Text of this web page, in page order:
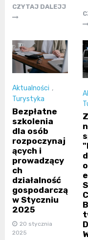
CZYTAJ DALEJJ
Aktualności ,
Turystyka
Bezpłatne
szkolenia
dla osób
rozpoczynaj
ących i
prowadzący
ch
działalność
gospodarczą
w Styczniu
2025
20 stycznia
2025